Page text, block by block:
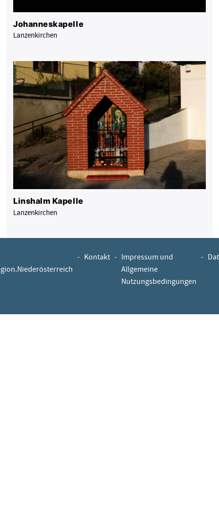
Johanneskapelle
Lanzenkirchen
Linshalm Kapelle
Lanzenkirchen
- Kontakt - Impressum und
Allgemeine
Nutzungsbedingungen
-